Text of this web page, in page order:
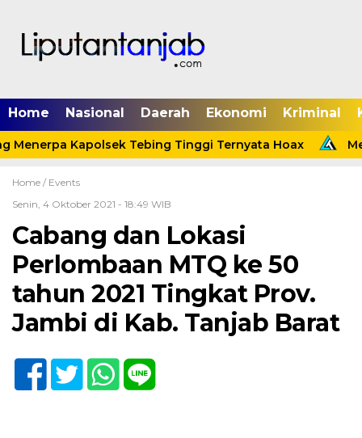
Home Nasional Daerah Ekonomi Kriminal
Kapolsek Tebing Tinggi Ternyata Hoax
Home / Events
Senin, 4 Oktober 2021 - 18:49 WIB
Cabang dan Lokasi
Perlombaan MTQ ke 50
tahun 2021 Tingkat Prov.
Jambi di Kab. Tanjab Barat